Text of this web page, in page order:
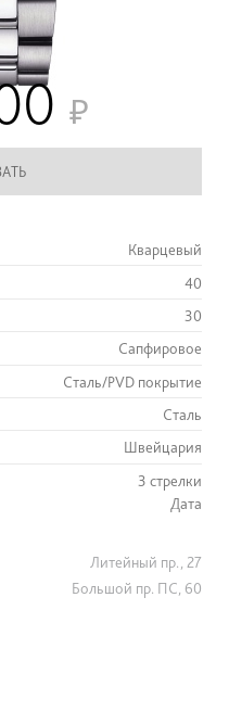
Кварцевый
40
30
Сапфировое
Сталь/PVD покрытие
Сталь
Швейцария
3 стрелки
Дата
Литейный пр., 27
Большой пр. ПС, 60